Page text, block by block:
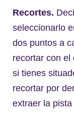
Recortes.
seleccionarlo
dos puntos a
recortar con el
si tienes
recortar por
extraer la